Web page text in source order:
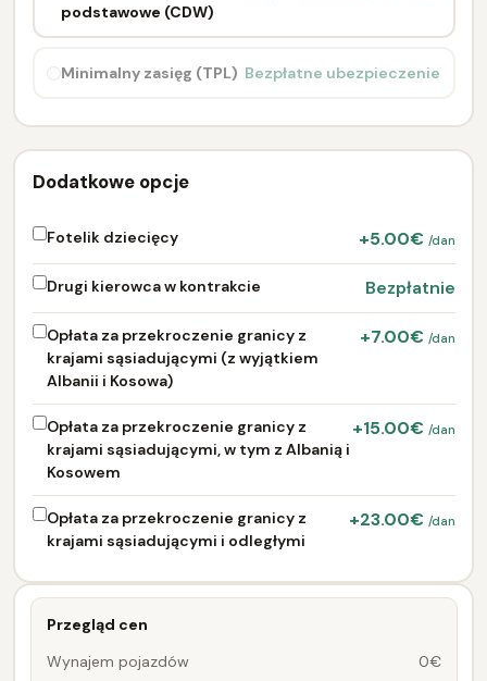
Przegląd cen
Wynajem pojazdów
0€
podstawowe (CDW)
Minimalny zasięg (TPL) Bezpłatne ubezpieczenie
Dodatkowe opcje
Fotelik dziecięcy +5.00€ /dan
Drugi kierowca w kontrakcie Bezpłatnie
Opłata za przekroczenie granicy z
krajami sąsiadującymi (z wyjątkiem
Albanii i Kosowa)
+7.00€ /dan
Opłata za przekroczenie granicy z
krajami sąsiadującymi, w tym z Albanią i
Kosowem
+15.00€ /dan
Opłata za przekroczenie granicy z
krajami sąsiadującymi i odległymi
+23.00€ /dan